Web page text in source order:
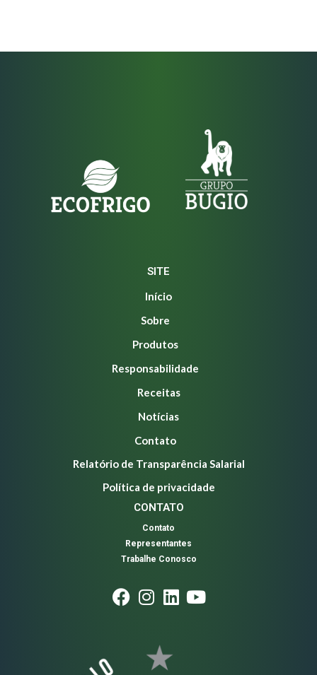
SITE
Início
Sobre
Produtos
Responsabilidade
Receitas
Notícias
Contato
Relatório de Transparência Salarial
Política de privacidade
CONTATO
Contato
Representantes
Trabalhe Conosco